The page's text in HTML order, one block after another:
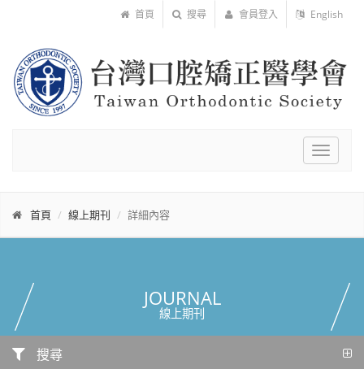
首頁 搜尋 會員登入 English
Toggle
首頁 線上期刊 詳細內容
JOURNAL
線上期刊
搜尋